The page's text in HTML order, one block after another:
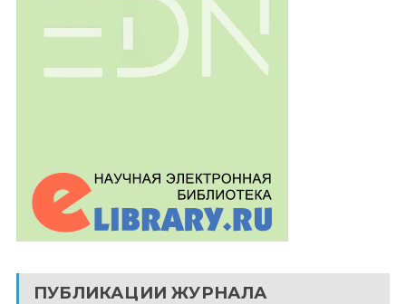
ПУБЛИКАЦИИ ЖУРНАЛА